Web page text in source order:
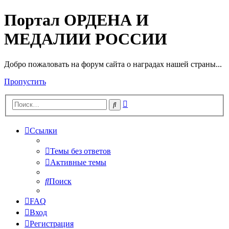
Портал ОРДЕНА И
МЕДАЛИИ РОССИИ
Добро пожаловать на форум сайта о наградах нашей страны...
Пропустить
Поиск
Ссылки
Темы без ответов
Активные темы
Поиск
FAQ
Вход
Регистрация